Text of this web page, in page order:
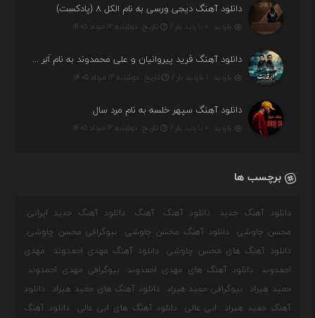
دانلود آهنگ دیجی ورسی به نام الکل ۸ (پادکست)
بازدید : ۰ بازدید بار / تاریخ : دوشنبه ۱۲ مرداد ۱۴۰۵
دانلود آهنگ فرید پیروانیان و علی محمدوند به نام اَبَر قدرت
بازدید : ۱ بازدید بار / تاریخ : دوشنبه ۱۲ مرداد ۱۴۰۵
دانلود آهنگ سپهر خلسه به نام مرد سال
بازدید : ۰ بازدید بار / تاریخ : دوشنبه ۱۲ مرداد ۱۴۰۵
برچسب ها
دانلود آهنگ جدید دانلود آهنگ آهنگ
دانلود آهنگ جدید ایرانی
محسن چاوشی
دانلود آهنگ محسن چاوشی
بیوگرافی محسن چاوشی
دانلود آهنگ های محسن چاوشی
دانلود آهنگ مهدی احمدوند
مهدی
احمدوند
دانلود آهنگ های مهدی احمدوند
بیوگرافی مهدی احمدوند
حمید هیراد
بیوگرافی حمید هیراد دانلود آهنگ های حمید هیراد
دانلود
آهنگ حمید هیراد
ابی عالی دانلود آهنگ های ابی عالی دانلود آهنگ